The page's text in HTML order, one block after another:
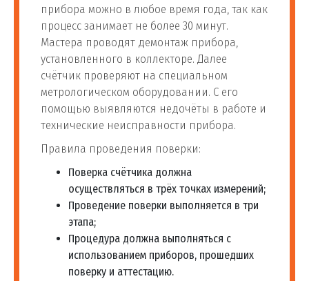
прибора можно в любое время года, так как
процесс занимает не более 30 минут.
Мастера проводят демонтаж прибора,
установленного в коллекторе. Далее
счётчик проверяют на специальном
метрологическом оборудовании. С его
помощью выявляются недочёты в работе и
технические неисправности прибора.
Правила проведения поверки:
Поверка счётчика должна
осуществляться в трёх точках измерений;
Проведение поверки выполняется в три
этапа;
Процедура должна выполняться с
использованием приборов, прошедших
поверку и аттестацию.